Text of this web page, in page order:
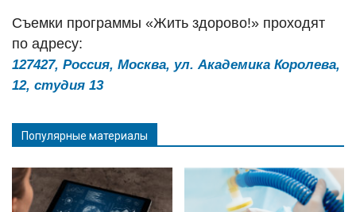
Съемки программы «Жить здорово!» проходят
по адресу:
127427, Россия, Москва, ул. Академика Королева,
12, студия 13
Популярные материалы